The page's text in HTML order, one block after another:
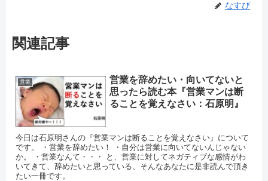
なすび
関連記事
営業
営業を辞めたい・向いてないと
思ったら読む本『営業マンは断
ることを覚えなさい：石原明』
今日は石原明さんの『営業マンは断ることを覚えなさい』について
です。 ・営業を辞めたい！ ・自分は営業に向いてないんじゃない
か。 ・営業なんて・・・ と、営業に対してネガティブな感情がわ
いてきて、辞めたいと思っている、そんなあなたに是非読んで頂き
たい一冊です。